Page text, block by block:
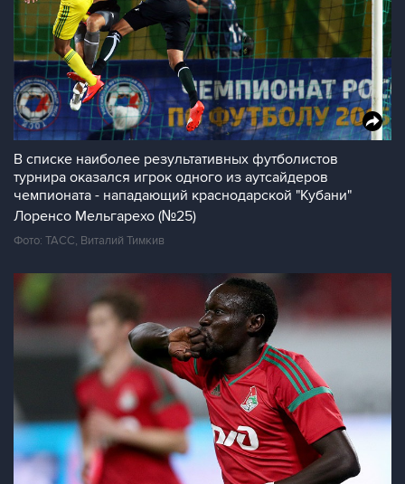
В списке наиболее результативных футболистов
турнира оказался игрок одного из аутсайдеров
чемпионата - нападающий краснодарской "Кубани"
Лоренсо Мельгарехо (№25)
Фото: ТАСС, Виталий Тимкив